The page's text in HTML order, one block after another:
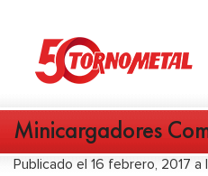
Minicargadores
Publicado el 16 febrero, 2017 a